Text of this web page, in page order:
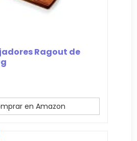
Ragout de
en Amazon